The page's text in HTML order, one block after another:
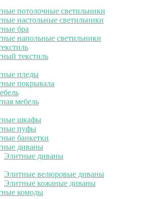
потолочные светильники
настольные светильники
бра
напольные светильники
текстиль
пледы
покрывала
мебель
шкафы
пуфы
банкетки
диваны
Элитные диваны
Элитные велюровые диваны
Элитные кожаные диваны
комоды